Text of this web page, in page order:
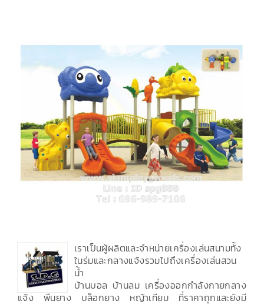
เราเป็นผู้ผลิตและจำหน่ายเครื่องเล่นสนามทั้ง
ในร่มและกลางแจ้งรวมไปถึงเครื่องเล่นสวน
น้ำ
บ้านบอล บ้านลม เครื่องออกกำลังกายกลาง
แจ้ง พื้นยาง บล็อกยาง หญ้าเทียม ที่ราคาถูกและยังมี